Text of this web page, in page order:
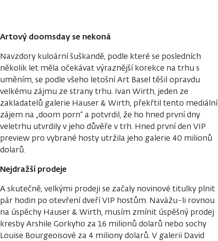
Artový doomsday se nekoná
Navzdory kuloární šuškandě, podle které se posledních
několik let měla očekávat výraznější korekce na trhu s
uměním, se podle všeho letošní Art Basel těšil opravdu
velkému zájmu ze strany trhu. Ivan Wirth, jeden ze
zakladatelů galerie Hauser & Wirth, překřtil tento mediální
zájem na „doom porn“ a potvrdil, že ho hned první dny
veletrhu utvrdily v jeho důvěře v trh. Hned první den VIP
preview pro vybrané hosty utržila jeho galerie 40 milionů
dolarů.
Nejdražší prodeje
A skutečně, velkými prodeji se začaly novinové titulky plnit
pár hodin po otevření dveří VIP hostům. Navážu-li rovnou
na úspěchy Hauser & Wirth, musím zmínit úspěšný prodej
kresby Arshile Gorkyho za 16 milionů dolarů nebo sochy
Louise Bourgeoisové za 4 miliony dolarů. V galerii David